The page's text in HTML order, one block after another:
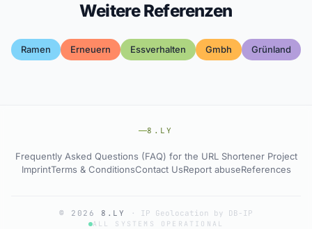
Weitere Referenzen
Ramen Erneuern Essverhalten Gmbh Grünland
8.LY
Frequently Asked Questions (FAQ) for the URL Shortener Project
ImprintTerms & ConditionsContact UsReport abuseReferences
© 2026 8.LY · IP Geolocation by DB-IP
ALL SYSTEMS OPERATIONAL